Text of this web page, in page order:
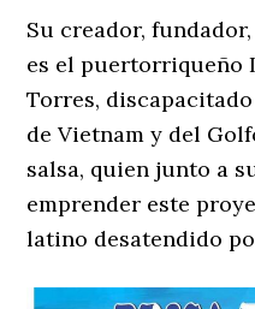
Su creador,
es el puertorriqueño
Torres,
de Vietnam y del
salsa, quien junto a
emprender este
latino desatendido